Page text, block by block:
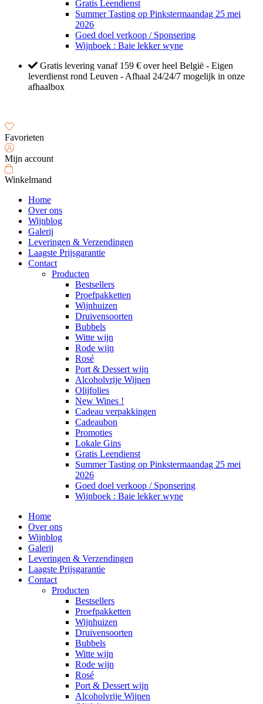
Gratis Leendienst
Summer Tasting op Pinkstermaandag 25 mei
2026
Goed doel verkoop / Sponsering
Wijnboek : Baie lekker wyne
Gratis levering vanaf 159 € over heel België - Eigen
leverdienst rond Leuven - Afhaal 24/24/7 mogelijk in onze
afhaalbox
Favorieten
Mijn account
Winkelmand
Home
Over ons
Wijnblog
Galerij
Leveringen & Verzendingen
Laagste Prijsgarantie
Contact
Producten
Bestsellers
Proefpakketten
Wijnhuizen
Druivensoorten
Bubbels
Witte wijn
Rode wijn
Rosé
Port & Dessert wijn
Alcoholvrije Wijnen
Olijfolies
New Wines !
Cadeau verpakkingen
Cadeaubon
Promoties
Lokale Gins
Gratis Leendienst
Summer Tasting op Pinkstermaandag 25 mei
2026
Goed doel verkoop / Sponsering
Wijnboek : Baie lekker wyne
Home
Over ons
Wijnblog
Galerij
Leveringen & Verzendingen
Laagste Prijsgarantie
Contact
Producten
Bestsellers
Proefpakketten
Wijnhuizen
Druivensoorten
Bubbels
Witte wijn
Rode wijn
Rosé
Port & Dessert wijn
Alcoholvrije Wijnen